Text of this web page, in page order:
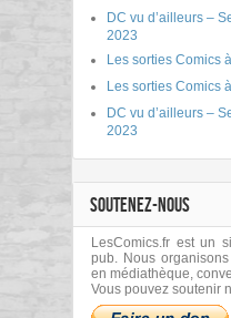
DC vu d’ailleurs –
2023
Les sorties Comics
Les sorties Comics
DC vu d’ailleurs –
2023
SOUTENEZ-NOUS
LesComics.fr est un
pub. Nous
en médiathèque,
Vous pouvez soutenir